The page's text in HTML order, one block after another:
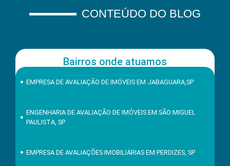
CONTEÚDO DO BLOG
Bairros onde atuamos
EMPRESA DE AVALIAÇÃO DE IMÓVEIS EM JABAGUARA,SP
ENGENHARIA DE AVALIAÇÃO DE IMÓVEIS EM SÃO MIGUEL
PAULISTA, SP
EMPRESA DE AVALIAÇÕES IMOBILIÁRIAS EM PERDIZES, SP